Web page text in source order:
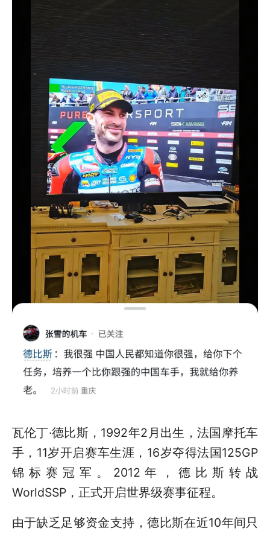
瓦伦丁·德比斯，1992年2月出生，法国摩托车
手，11岁开启赛车生涯，16岁夺得法国125GP
锦标赛冠军。2012年，德比斯转战
WorldSSP，正式开启世界级赛事征程。
由于缺乏足够资金支持，德比斯在近10年间只